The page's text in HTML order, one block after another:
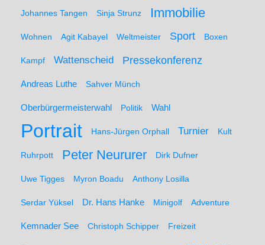
Johannes Tangen Sinja Strunz Immobilie
Wohnen Agit Kabayel Weltmeister Sport Boxen
Kampf Wattenscheid Pressekonferenz
Andreas Luthe Sahver Münch
Oberbürgermeisterwahl Politik Wahl
Portrait Hans-Jürgen Orphall Turnier Kult
Ruhrpott Peter Neururer Dirk Dufner
Uwe Tigges Myron Boadu Anthony Losilla
Serdar Yüksel Dr. Hans Hanke Minigolf Adventure
Kemnader See Christoph Schipper Freizeit